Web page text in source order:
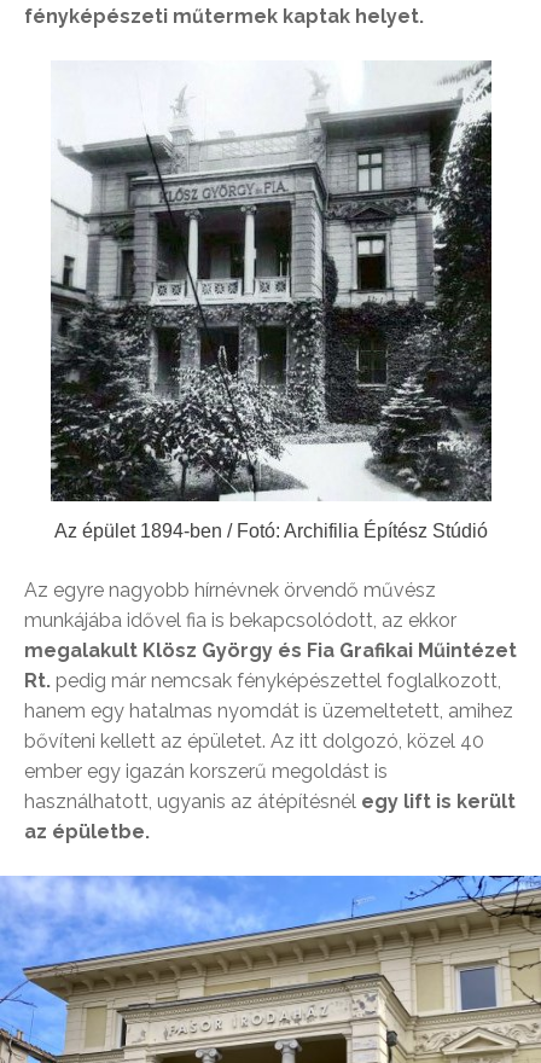
fényképészeti műtermek kaptak helyet.
Az épület 1894-ben / Fotó: Archifilia Építész Stúdió
Az egyre nagyobb hírnévnek örvendő művész
munkájába idővel fia is bekapcsolódott, az ekkor
megalakult Klösz György és Fia Grafikai Műintézet
Rt. pedig már nemcsak fényképészettel foglalkozott,
hanem egy hatalmas nyomdát is üzemeltetett, amihez
bővíteni kellett az épületet. Az itt dolgozó, közel 40
ember egy igazán korszerű megoldást is
használhatott, ugyanis az átépítésnél egy lift is került
az épületbe.